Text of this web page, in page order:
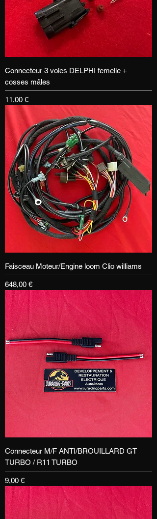
Connecteur 3 voies DELPHI femelle +
cosses mâles
Prix
11,00 €
Faisceau Moteur/Engine loom Clio williams
Prix
648,00 €
Connecteur M/F ANTI/BROUILLARD GT
TURBO / R11 TURBO
Prix
9,00 €